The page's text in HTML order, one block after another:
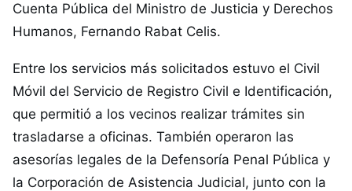
Cuenta Pública del Ministro de Justicia y Derechos
Humanos, Fernando Rabat Celis.
Entre los servicios más solicitados estuvo el Civil
Móvil del Servicio de Registro Civil e Identificación,
que permitió a los vecinos realizar trámites sin
trasladarse a oficinas. También operaron las
asesorías legales de la Defensoría Penal Pública y
la Corporación de Asistencia Judicial, junto con la